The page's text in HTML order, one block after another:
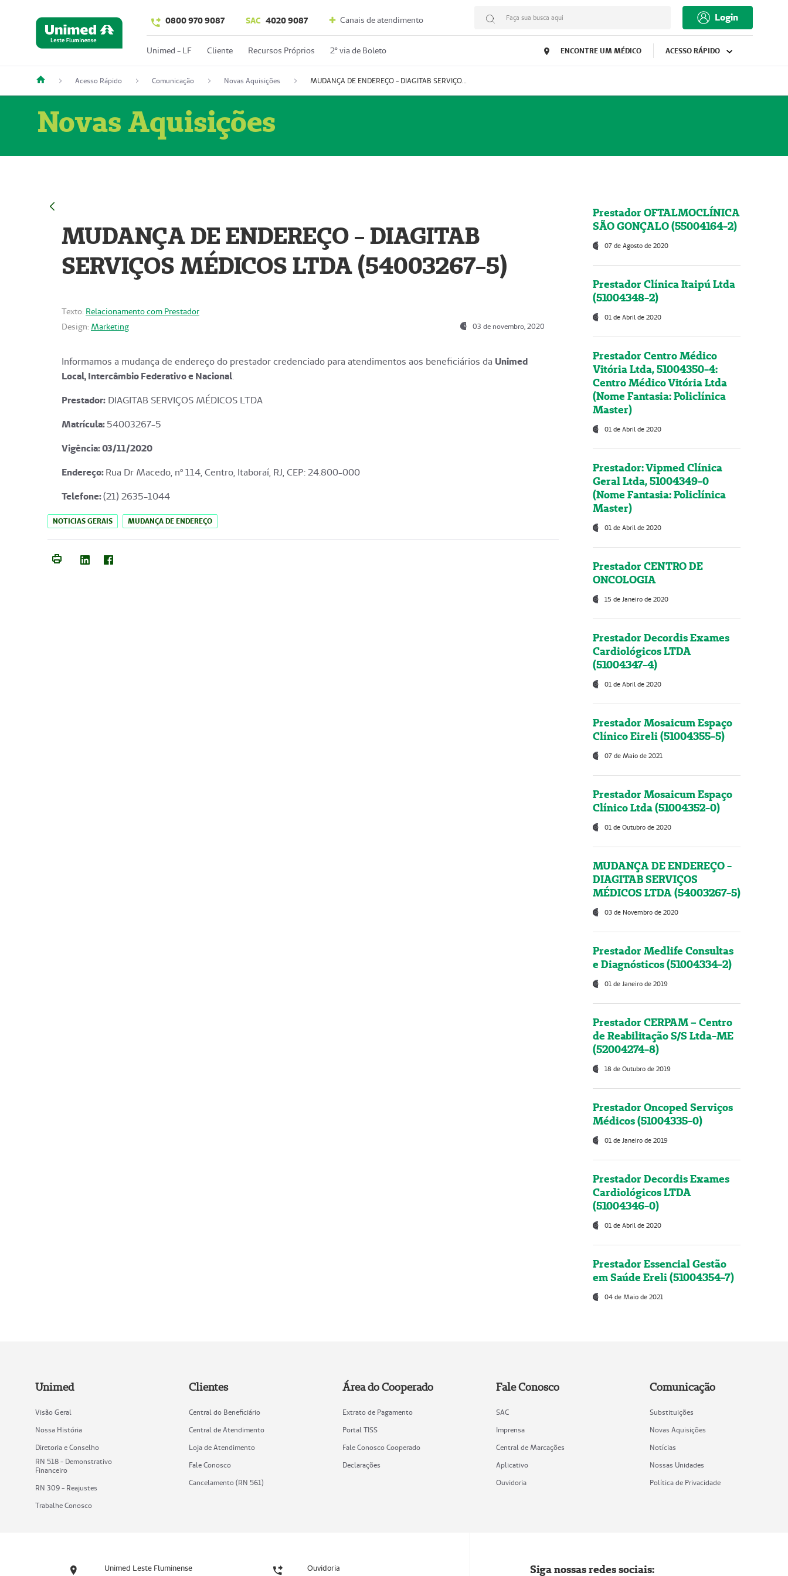
0800 970 9087 SAC 4020 9087 Canais de atendimento Faça sua busca aqui Login
Unimed - LF Cliente Recursos Próprios 2º via de Boleto ENCONTRE UM MÉDICO ACESSO RÁPIDO
Acesso Rápido Comunicação Novas Aquisições MUDANÇA DE ENDEREÇO - DIAGITAB SERVIÇOS MÉDICOS LTDA (54003267-5)
Novas Aquisições
MUDANÇA DE ENDEREÇO - DIAGITAB
SERVIÇOS MÉDICOS LTDA (54003267-5)
Texto: Relacionamento com Prestador
Design: Marketing 03 de novembro, 2020
Informamos a mudança de endereço do prestador credenciado para atendimentos aos beneficiários da Unimed
Local, Intercâmbio Federativo e Nacional.
Prestador: DIAGITAB SERVIÇOS MÉDICOS LTDA
Matrícula:54003267-5
Vigência: 03/11/2020
Endereço:Rua Dr Macedo, nº 114, Centro, Itaboraí, RJ, CEP: 24.800-000
Telefone:(21) 2635-1044
NOTICIAS GERAIS MUDANÇA DE ENDEREÇO
Prestador OFTALMOCLÍNICA
SÃO GONÇALO (55004164-2)
07 de Agosto de 2020
Prestador Clínica Itaipú Ltda
(51004348-2)
01 de Abril de 2020
Prestador Centro Médico
Vitória Ltda, 51004350-4:
Centro Médico Vitória Ltda
(Nome Fantasia: Policlínica
Master)
01 de Abril de 2020
Prestador: Vipmed Clínica
Geral Ltda, 51004349-0
(Nome Fantasia: Policlínica
Master)
01 de Abril de 2020
Prestador CENTRO DE
ONCOLOGIA
15 de Janeiro de 2020
Prestador Decordis Exames
Cardiológicos LTDA
(51004347-4)
01 de Abril de 2020
Prestador Mosaicum Espaço
Clínico Eireli (51004355-5)
07 de Maio de 2021
Prestador Mosaicum Espaço
Clínico Ltda (51004352-0)
01 de Outubro de 2020
MUDANÇA DE ENDEREÇO -
DIAGITAB SERVIÇOS
MÉDICOS LTDA (54003267-5)
03 de Novembro de 2020
Prestador Medlife Consultas
e Diagnósticos (51004334-2)
01 de Janeiro de 2019
Prestador CERPAM – Centro
de Reabilitação S/S Ltda-ME
(52004274-8)
18 de Outubro de 2019
Prestador Oncoped Serviços
Médicos (51004335-0)
01 de Janeiro de 2019
Prestador Decordis Exames
Cardiológicos LTDA
(51004346-0)
01 de Abril de 2020
Prestador Essencial Gestão
em Saúde Ereli (51004354-7)
04 de Maio de 2021
Unimed
Visão Geral
Nossa História
Diretoria e Conselho
RN 518 - Demonstrativo
Financeiro
RN 309 - Reajustes
Trabalhe Conosco
Clientes
Central do Beneficiário
Central de Atendimento
Loja de Atendimento
Fale Conosco
Cancelamento (RN 561)
Área do Cooperado
Extrato de Pagamento
Portal TISS
Fale Conosco Cooperado
Declarações
Fale Conosco
SAC
Imprensa
Central de Marcações
Aplicativo
Ouvidoria
Comunicação
Substituições
Novas Aquisições
Notícias
Nossas Unidades
Política de Privacidade
Unimed Leste Fluminense Ouvidoria Siga nossas redes sociais: